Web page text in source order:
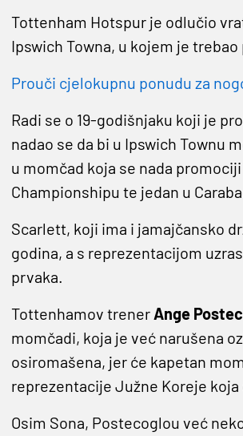
Tottenham Hotspur je odlučio
Ipswich Towna, u kojem je
Prouči cjelokupnu ponudu za
Radi se o 19-godišnjaku koji je
nadao se da bi u Ipswich Townu
u momčad koja se nada
Championshipu te jedan u
Scarlett, koji ima i jamajčansko
godina, a s reprezentacijom
prvaka.
Tottenhamov trener Ange
momčadi, koja je već narušena
osiromašena, jer će kapetan
reprezentacije Južne Koreje
Osim Sona, Postecoglou već